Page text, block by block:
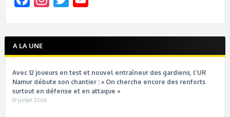
e
o
o
g
r
e
r
b
e
A LA UNE
Avec 12 joueurs en test et nouvel entraîneur des gardiens, l’UR
Namur débute son chantier : « On cherche encore des renforts
surtout en défense et en attaque »
19 juillet 2026